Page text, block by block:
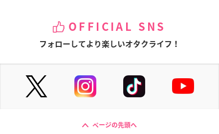
OFFICIAL SNS
フォローしてより楽しいオタクライフ！
ページの先頭へ